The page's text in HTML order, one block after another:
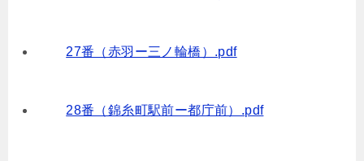
27番（赤羽ー三ノ輪橋）.pdf
28番（錦糸町駅前ー都庁前）.pdf